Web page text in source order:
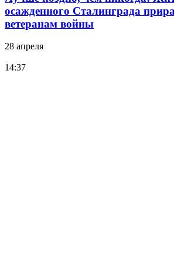
осажденного Сталинграда
ветеранам войны
28 апреля
14:37